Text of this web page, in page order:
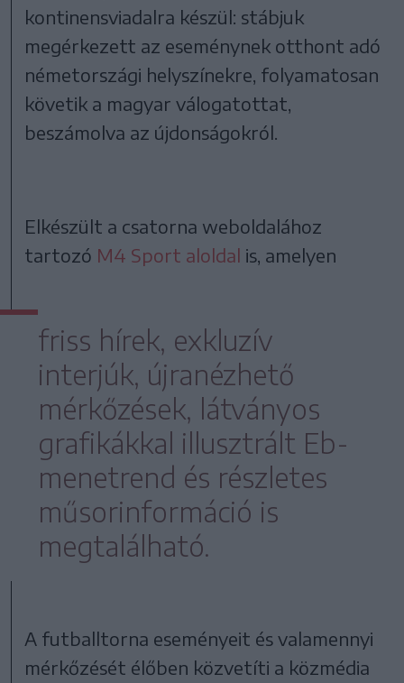
kontinensviadalra készül: stábjuk
megérkezett az eseménynek otthont adó
németországi helyszínekre, folyamatosan
követik a magyar válogatottat,
beszámolva az újdonságokról.
Elkészült a csatorna weboldalához
tartozó M4 Sport aloldal is, amelyen
friss hírek, exkluzív
interjúk, újranézhető
mérkőzések, látványos
grafikákkal illusztrált Eb-
menetrend és részletes
műsorinformáció is
megtalálható.
A futballtorna eseményeit és valamennyi
mérkőzését élőben közvetíti a közmédia